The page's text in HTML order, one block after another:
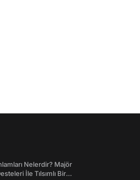
Nelerdir? Majör
İle Tılsımlı Bir